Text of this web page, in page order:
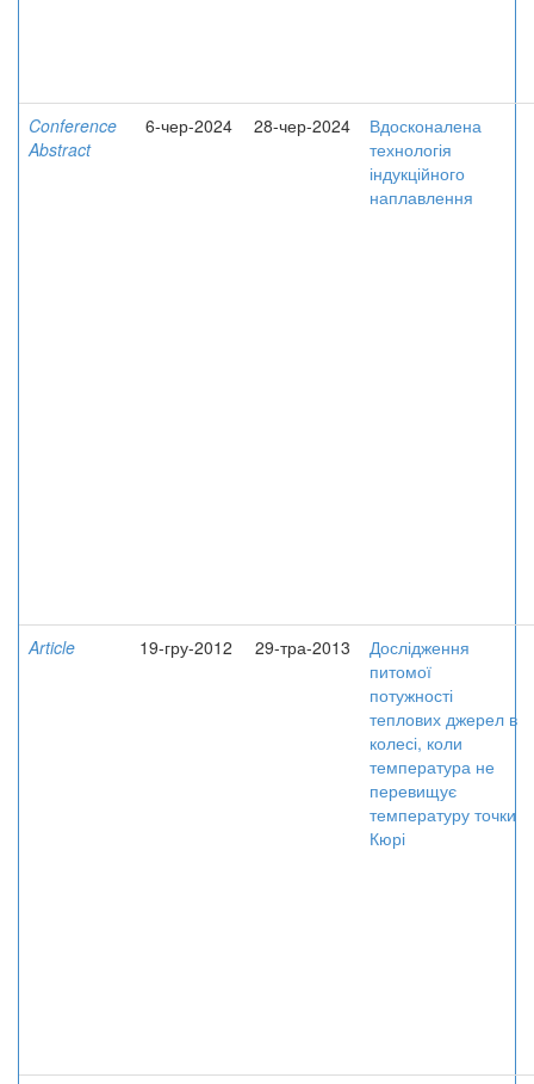
Conference
Abstract
6-чер-2024 28-чер-2024
Вдосконалена
технологія
індукційного
наплавлення
Article 19-гру-2012 29-тра-2013
Дослідження
питомої
потужності
теплових джерел в
колесі, коли
температура не
перевищує
температуру точки
Кюрі